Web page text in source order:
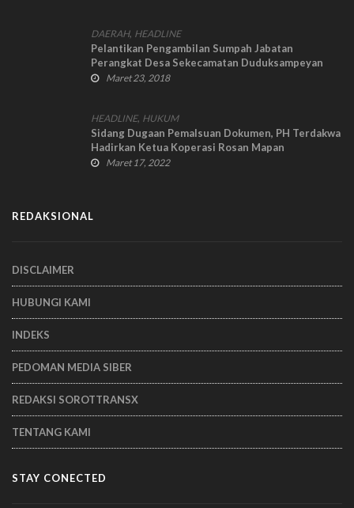
DAERAH, HEADLINE
Pelantikan Pengambilan Sumpah Jabatan
Perangkat Desa Sekecamatan Duduksampeyan
Gresik.
Maret 23, 2018
HEADLINE, HUKUM
Sidang Dugaan Pemalsuan Dokumen, PH Terdakwa
Hadirkan Ketua Koperasi Rosan Mapan
Maret 17, 2022
REDAKSIONAL
DISCLAIMER
HUBUNGI KAMI
INDEKS
PEDOMAN MEDIA SIBER
REDAKSI SOROTTRANSX
TENTANG KAMI
STAY CONECTED